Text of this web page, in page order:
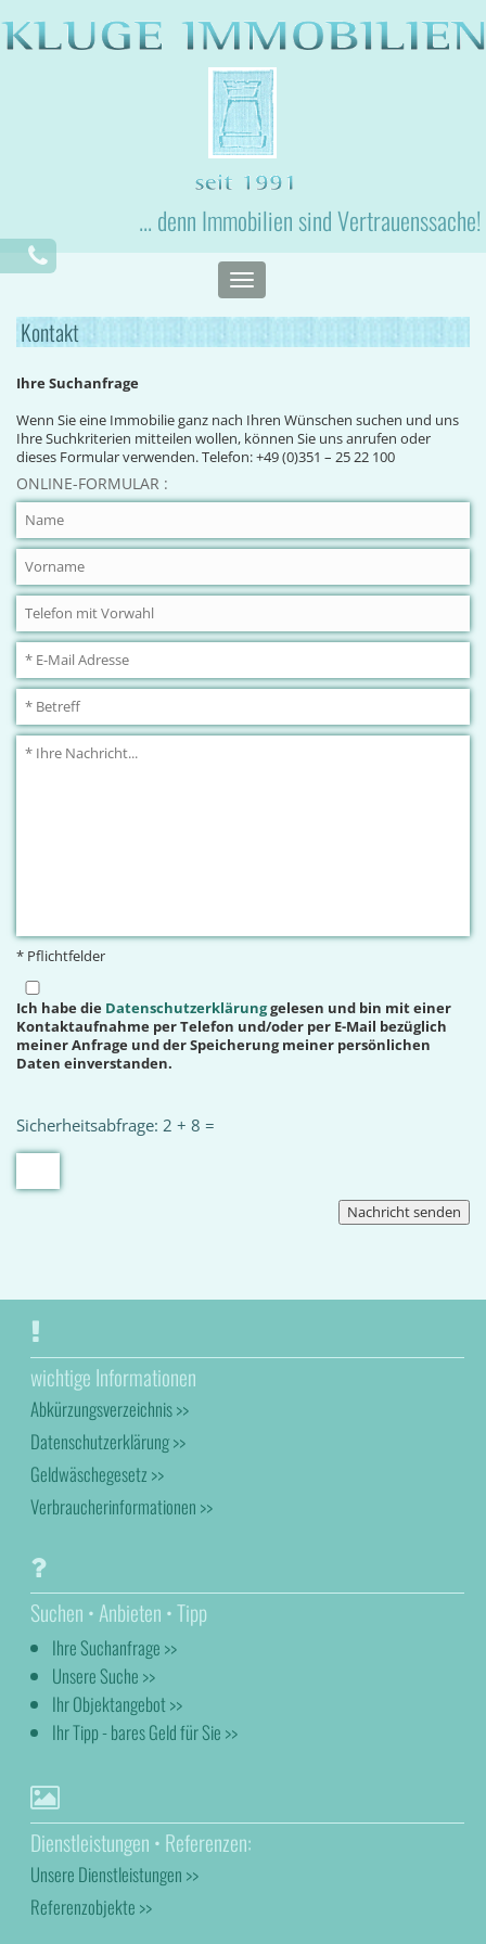
... denn Immobilien sind Vertrauenssache!
Toggle
navigation
Kontakt
Ihre Suchanfrage
Wenn Sie eine Immobilie ganz nach Ihren Wünschen suchen und uns
Ihre Suchkriterien mitteilen wollen, können Sie uns anrufen oder
dieses Formular verwenden. Telefon: +49 (0)351 – 25 22 100
ONLINE-FORMULAR :
* Pflichtfelder
Ich habe die Datenschutzerklärunggelesen und bin mit einer
Kontaktaufnahme per Telefon und/oder per E-Mail bezüglich
meiner Anfrage und der Speicherung meiner persönlichen
Daten einverstanden.
Sicherheitsabfrage: 2 + 8 =
wichtige Informationen
Abkürzungsverzeichnis >>
Datenschutzerklärung >>
Geldwäschegesetz >>
Verbraucherinformationen >>
Suchen • Anbieten • Tipp
Ihre Suchanfrage >>
Unsere Suche >>
Ihr Objektangebot >>
Ihr Tipp - bares Geld für Sie >>
Dienstleistungen • Referenzen:
Unsere Dienstleistungen >>
Referenzobjekte >>